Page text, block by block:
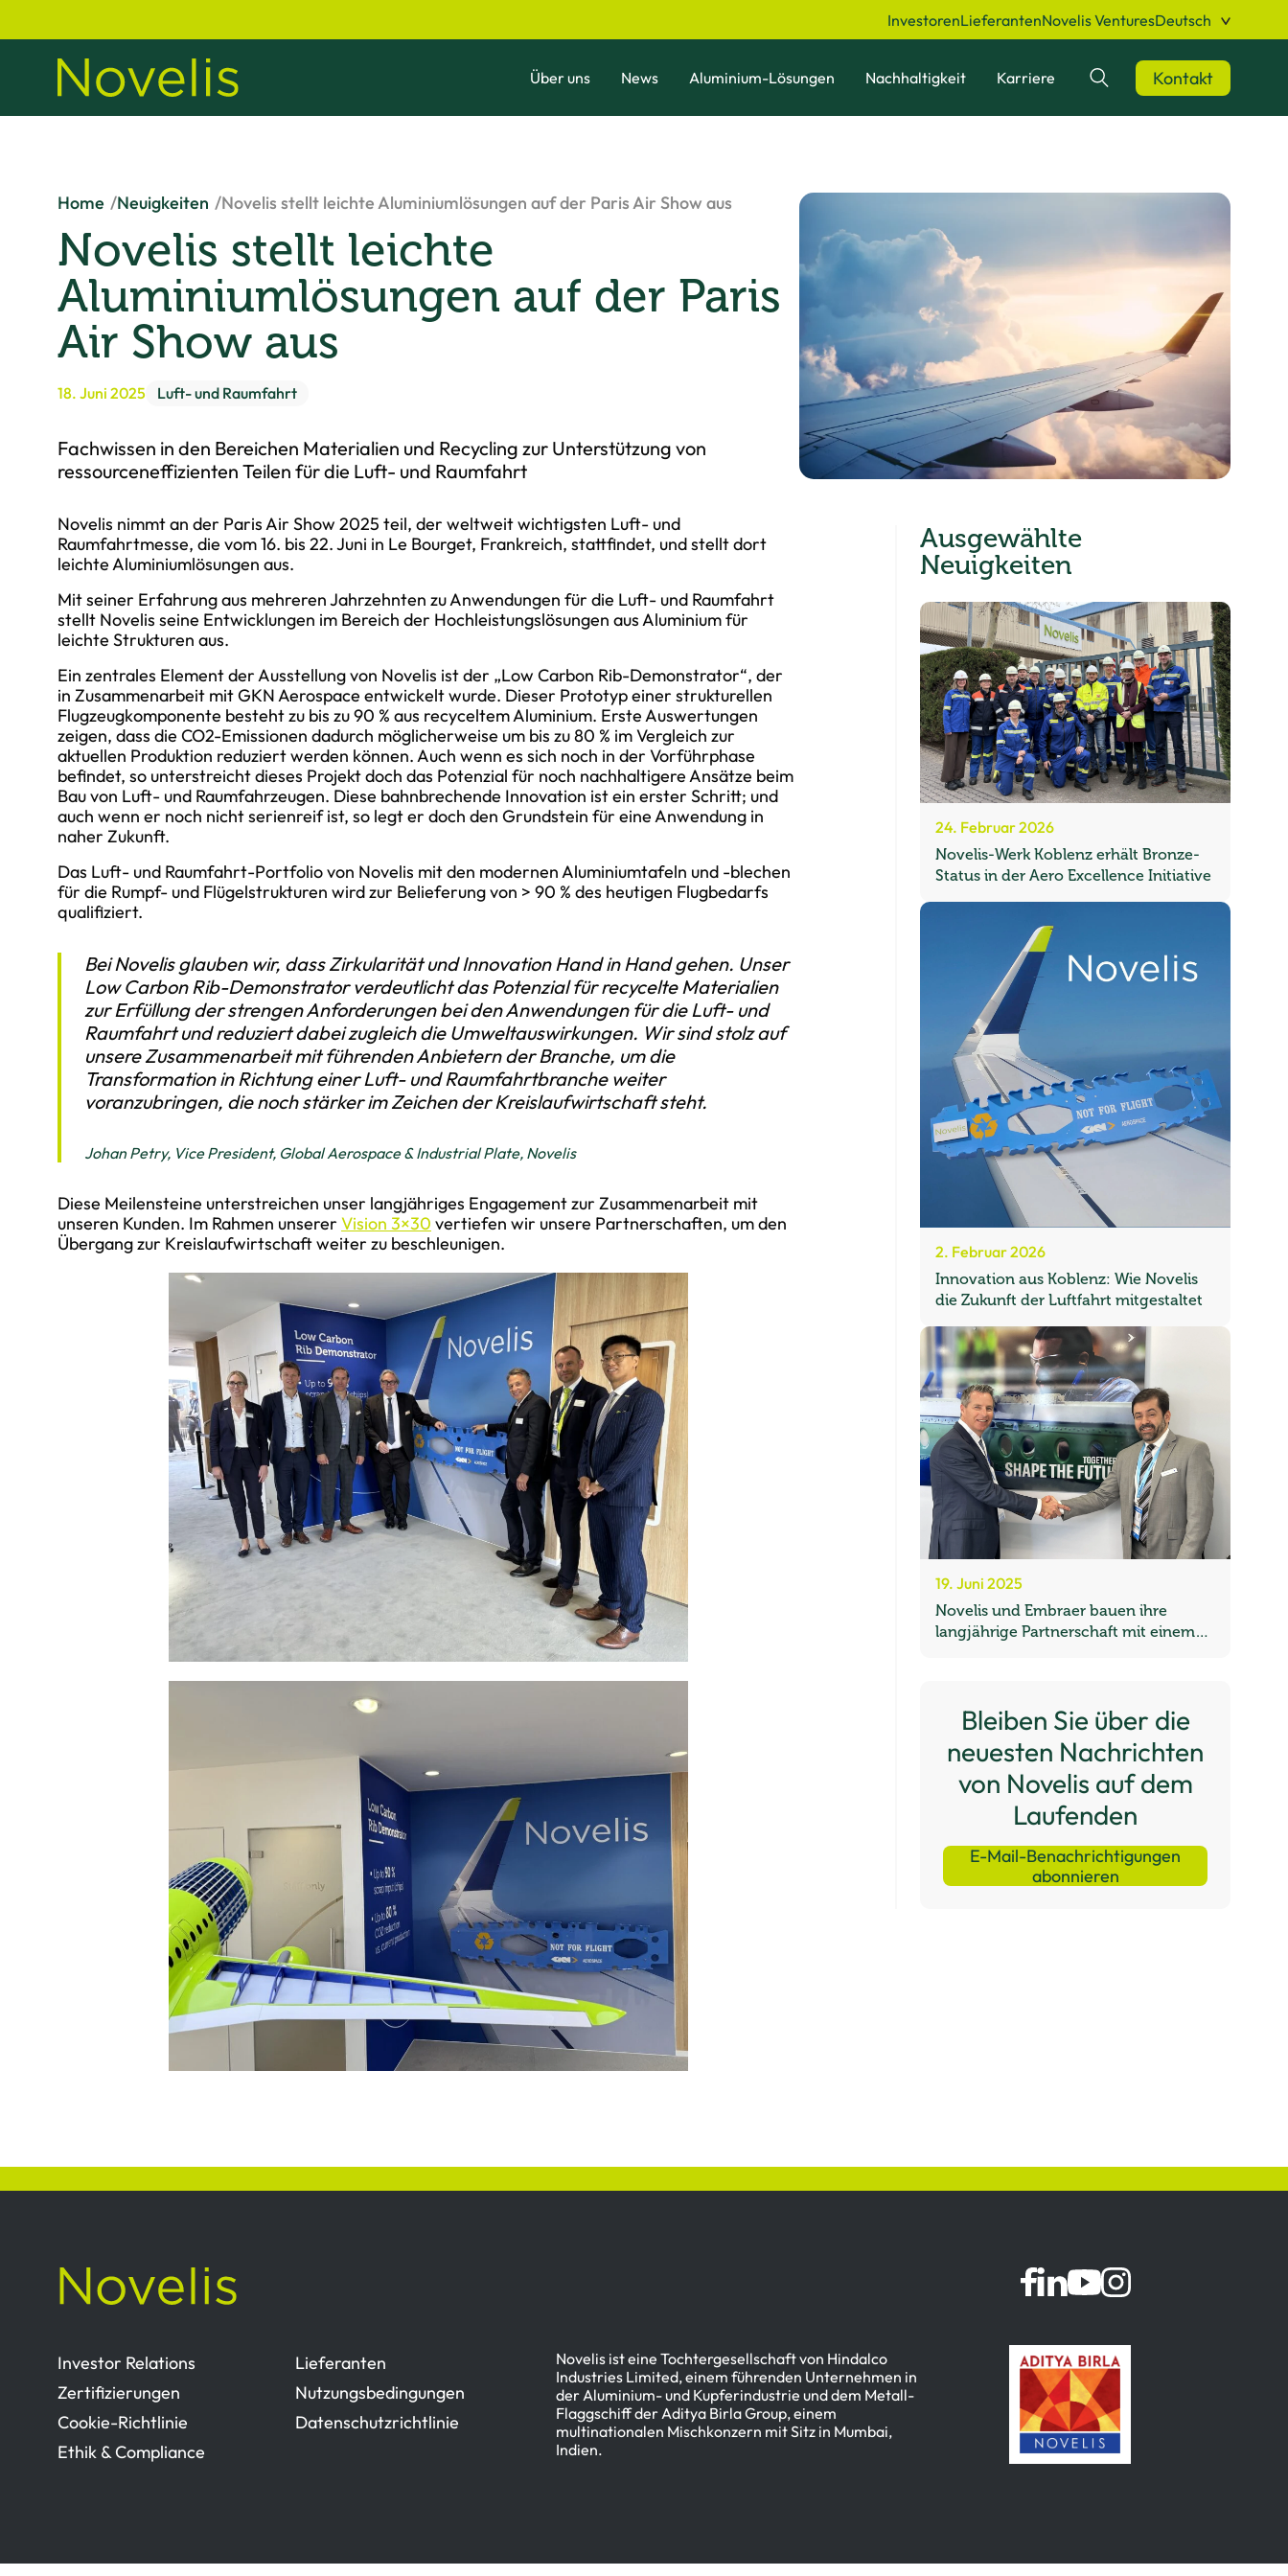
InvestorenLieferantenNovelis VenturesDeutsch
Über uns News Aluminium-Lösungen Nachhaltigkeit Karriere Suchen Kontakt
Home Neuigkeiten Novelis stellt leichte Aluminiumlösungen auf der Paris Air Show aus
Novelis stellt leichte
Aluminiumlösungen auf der Paris
Air Show aus
18. Juni 2025 Luft- und Raumfahrt
Fachwissen in den Bereichen Materialien und Recycling zur Unterstützung von
ressourceneffizienten Teilen für die Luft- und Raumfahrt
Novelis nimmt an der Paris Air Show 2025 teil, der weltweit wichtigsten Luft- und
Raumfahrtmesse, die vom 16. bis 22. Juni in Le Bourget, Frankreich, stattfindet, und stellt dort
leichte Aluminiumlösungen aus.
Mit seiner Erfahrung aus mehrerenJahrzehnten zu Anwendungen für die Luft- und Raumfahrt
stellt Novelis seine Entwicklungen im Bereich der Hochleistungslösungen aus Aluminium für
leichte Strukturen aus.
Ein zentrales Element der Ausstellung von Novelis ist der „Low Carbon Rib-Demonstrator“, der
in Zusammenarbeit mit GKN Aerospace entwickelt wurde. Dieser Prototyp einer strukturellen
Flugzeugkomponente besteht zu bis zu 90 % aus recyceltem Aluminium. Erste Auswertungen
zeigen, dass die CO2-Emissionen dadurch möglicherweise um bis zu 80 % im Vergleich zur
aktuellen Produktion reduziert werden können. Auch wenn es sich noch in der Vorführphase
befindet, so unterstreicht dieses Projekt doch das Potenzial für noch nachhaltigere Ansätze beim
Bau von Luft- und Raumfahrzeugen. Diese bahnbrechende Innovation ist ein erster Schritt; und
auch wenn er noch nicht serienreif ist, so legt er doch den Grundstein für eine Anwendung in
naher Zukunft.
Das Luft- und Raumfahrt-Portfolio von Novelis mit den modernen Aluminiumtafeln und -blechen
für die Rumpf- und Flügelstrukturen wird zur Belieferung von > 90 % des heutigen Flugbedarfs
qualifiziert.
Bei Novelis glauben wir, dass Zirkularität und Innovation Hand in Hand gehen. Unser
Low Carbon Rib-Demonstrator verdeutlicht das Potenzial für recycelte Materialien
zur Erfüllung der strengen Anforderungen bei den Anwendungen für die Luft- und
Raumfahrt und reduziert dabei zugleich die Umweltauswirkungen. Wir sind stolz auf
unsere Zusammenarbeit mit führenden Anbietern der Branche, um die
Transformation in Richtung einer Luft- und Raumfahrtbranche weiter
voranzubringen, die noch stärker im Zeichen der Kreislaufwirtschaft steht.
Johan Petry, Vice President, Global Aerospace & Industrial Plate, Novelis
Diese Meilensteine unterstreichen unser langjähriges Engagement zur Zusammenarbeit mit
unseren Kunden. Im Rahmen unserer Vision 3×30 vertiefen wir unsere Partnerschaften, um den
Übergang zur Kreislaufwirtschaft weiter zu beschleunigen.
Ausgewählte
Neuigkeiten
24. Februar 2026
Novelis-Werk Koblenz erhält Bronze-
Status in der Aero Excellence Initiative
2. Februar 2026
Innovation aus Koblenz: Wie Novelis
die Zukunft der Luftfahrt mitgestaltet
19. Juni 2025
Novelis und Embraer bauen ihre
langjährige Partnerschaft mit einem
Bleiben Sie über die
neuesten Nachrichten
von Novelis auf dem
Laufenden
E-Mail-Benachrichtigungen
abonnieren
Investor Relations
Lieferanten
Zertifizierungen
Nutzungsbedingungen
Cookie-Richtlinie
Datenschutzrichtlinie
Ethik & Compliance
Novelis ist eine Tochtergesellschaft von Hindalco
Industries Limited, einem führenden Unternehmen in
der Aluminium- und Kupferindustrie und dem Metall-
Flaggschiff der Aditya Birla Group, einem
multinationalen Mischkonzern mit Sitz in Mumbai,
Indien.